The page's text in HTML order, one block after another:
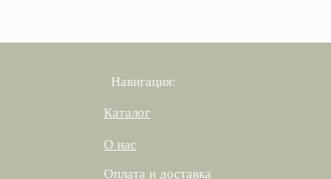
Оплата и доставка
О нас
Каталог
Навигация: